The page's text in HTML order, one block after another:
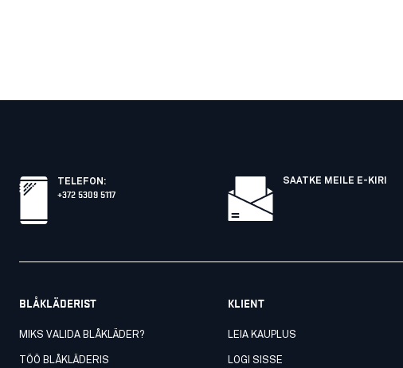
TELEFON :
+372 5309 5117
SAATKE MEILE E-KIRI
BLÅKLÄDERIST
MIKS VALIDA BLÅKLÄDER?
TÖÖ BLÅKLÄDERIS
KLIENT
LEIA KAUPLUS
LOGI SISSE